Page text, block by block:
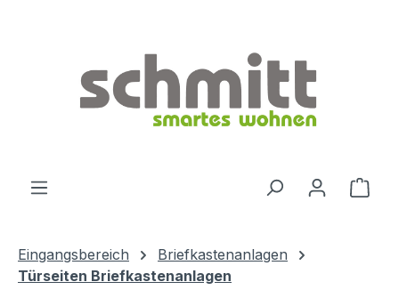
Eingangsbereich
Briefkastenanlagen
Türseiten Briefkastenanlagen